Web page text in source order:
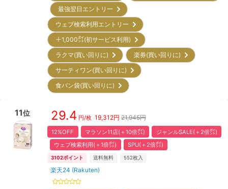
最強翌日エントリー
ウェブ検索利用エントリー
＋1,000㌽(初サービス利用)
ラクマ(買い回りに)
楽券(買い回りに)
サーティワン(買い回りに)
食パン袋(買い回りに)
11位 29.4 円/枚 19,312円 21,945円
12%OFF マラソン11店(＋10倍㌽)
ジャンルSALE(＋2倍㌽)
ウェブ検索利用(＋1倍㌽)
SPU(＋2倍㌽)
3102ポイント 送料無料 552枚入
楽天24 (Rakuten)